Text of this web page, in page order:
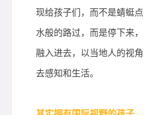
现给孩子们，而不是蜻蜓点
水般的路过，而是停下来，
融入进去，以当地人的视角
去感知和生活。